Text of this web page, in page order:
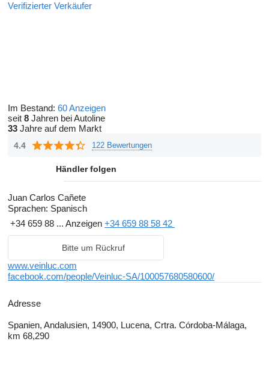
Verifizierter Verkäufer
Im Bestand: 60 Anzeigen
seit 8 Jahren bei Autoline
33 Jahre auf dem Markt
4.4 122 Bewertungen
Händler folgen
Juan Carlos Cañete
Sprachen: Spanisch
+34 659 88 ... Anzeigen +34 659 88 58 42
Bitte um Rückruf
www.veinluc.com
facebook.com/people/Veinluc-SA/100057680580600/
Adresse
Spanien, Andalusien, 14900, Lucena, Crtra. Córdoba-Málaga,
km 68,290